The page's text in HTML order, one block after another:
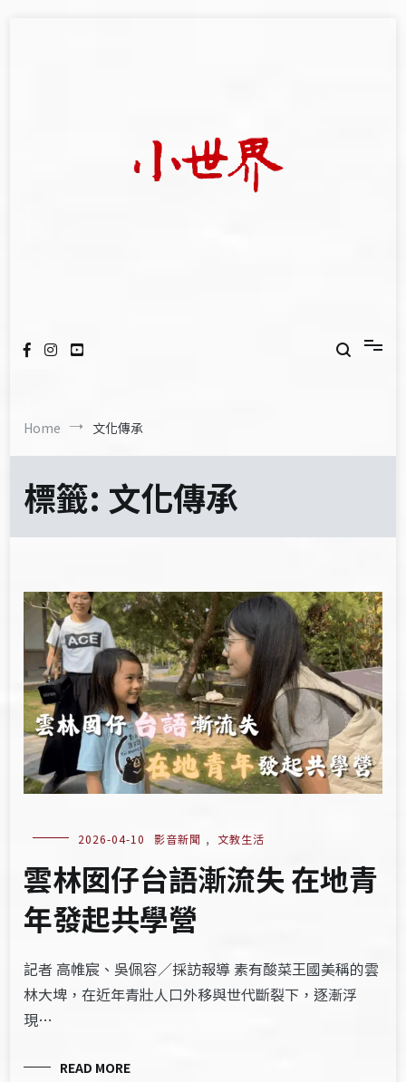
Home 文化傳承
標籤: 文化傳承
2026-04-10 影音新聞 , 文教生活
雲林囡仔台語漸流失 在地青
年發起共學營
記者 高帷宸、吳佩容／採訪報導 素有酸菜王國美稱的雲
林大埤，在近年青壯人口外移與世代斷裂下，逐漸浮
現…
READ MORE